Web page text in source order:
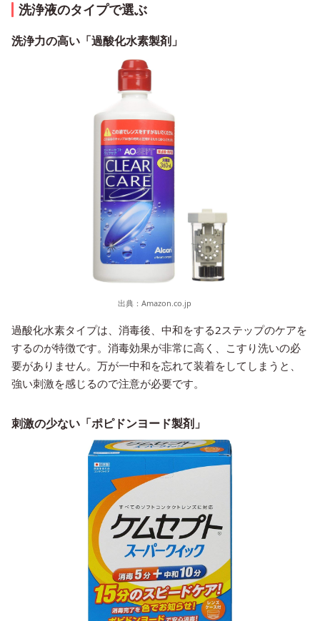
洗浄液のタイプで選ぶ
洗浄力の高い「過酸化水素製剤」
出典： Amazon.co.jp
過酸化水素タイプは、消毒後、中和をする2ステップのケアを
するのが特徴です。消毒効果が非常に高く、こすり洗いの必
要がありません。万が一中和を忘れて装着をしてしまうと、
強い刺激を感じるので注意が必要です。
刺激の少ない「ポピドンヨード製剤」